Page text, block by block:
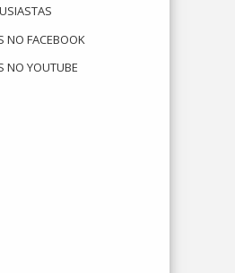
NO FACEBOOK
NO YOUTUBE